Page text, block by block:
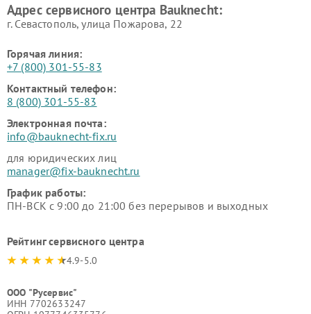
Адрес сервисного центра Bauknecht:
г. Севастополь, улица Пожарова, 22
Горячая линия:
+7 (800) 301-55-83
Контактный телефон:
8 (800) 301-55-83
Электронная почта:
info@bauknecht-fix.ru
для юридических лиц
manager@fix-bauknecht.ru
График работы:
ПН-ВСК с 9:00 до 21:00 без перерывов и выходных
Рейтинг сервисного центра
4.9-5.0
ООО "Русервис"
ИНН 7702633247